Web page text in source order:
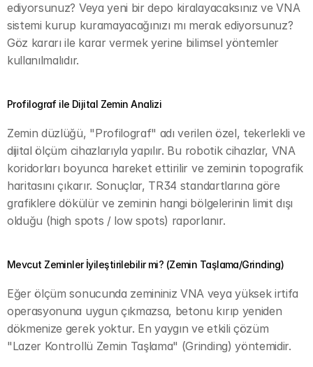
ediyorsunuz? Veya yeni bir depo kiralayacaksınız ve VNA
sistemi kurup kuramayacağınızı mı merak ediyorsunuz?
Göz kararı ile karar vermek yerine bilimsel yöntemler
kullanılmalıdır.
Profilograf ile Dijital Zemin Analizi
Zemin düzlüğü, "Profilograf" adı verilen özel, tekerlekli ve
dijital ölçüm cihazlarıyla yapılır. Bu robotik cihazlar, VNA
koridorları boyunca hareket ettirilir ve zeminin topografik
haritasını çıkarır. Sonuçlar, TR34 standartlarına göre
grafiklere dökülür ve zeminin hangi bölgelerinin limit dışı
olduğu (high spots / low spots) raporlanır.
Mevcut Zeminler İyileştirilebilir mi? (Zemin Taşlama/Grinding)
Eğer ölçüm sonucunda zemininiz VNA veya yüksek irtifa
operasyonuna uygun çıkmazsa, betonu kırıp yeniden
dökmenize gerek yoktur. En yaygın ve etkili çözüm
"Lazer Kontrollü Zemin Taşlama" (Grinding) yöntemidir.